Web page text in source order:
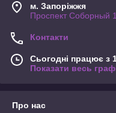
м. Запоріжжя
Проспект Соборный
Контакти
Сьогодні працює з
Показати весь
Про нас